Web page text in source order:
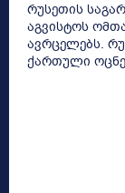
რუსეთის
აგვისტოს
ავრცელებს.
ქართული